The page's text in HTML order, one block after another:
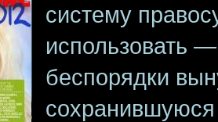
систему
использовать
беспорядки